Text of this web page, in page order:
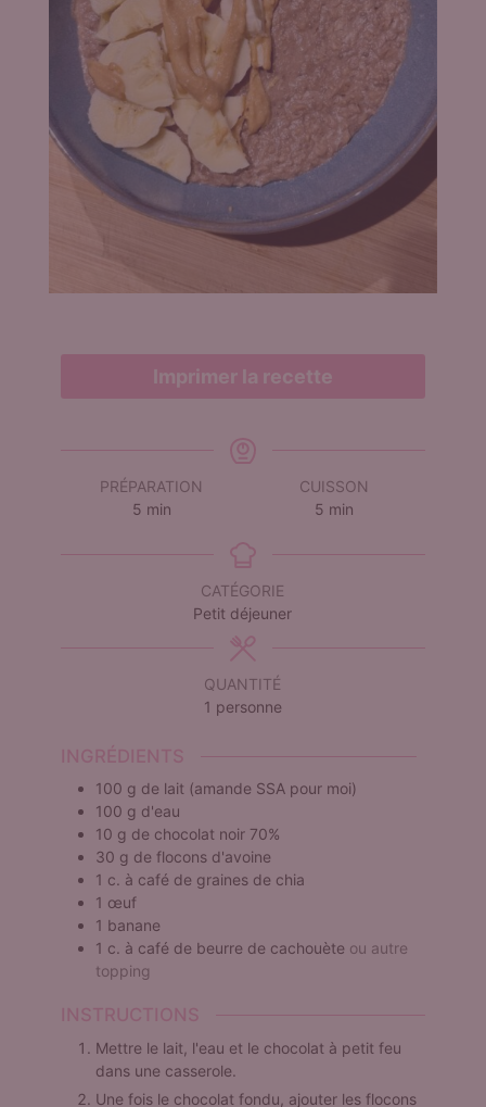
Imprimer la recette
PRÉPARATION
5minutes
min
CUISSON
5 minutes
min
CATÉGORIE
Petit déjeuner
QUANTITÉ
1 personne
INGRÉDIENTS
100 g de lait (amande SSA pour moi)
100 g d'eau
10 g de chocolat noir 70%
30 g de flocons d'avoine
1 c. à café de graines de chia
1 œuf
1 banane
1 c. à café de beurre de cachouète ou autre
topping
INSTRUCTIONS
Mettre le lait, l'eau et le chocolat à petit feu
dans une casserole.
Une fois le chocolat fondu, ajouter les flocons